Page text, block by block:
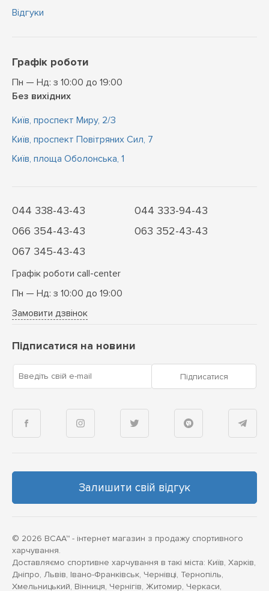
Відгуки
Графік роботи
Пн — Нд: з 10:00 до 19:00
Без вихідних
Київ, проспект Миру, 2/3
Київ, проспект Повітряних Сил, 7
Київ, площа Оболонська, 1
044 338-43-43
044 333-94-43
066 354-43-43
063 352-43-43
067 345-43-43
Графік роботи call-center
Пн — Нд: з 10:00 до 19:00
Замовити дзвінок
Підписатися на новини
Введіть свій e-mail Підписатися
Залишити свій відгук
© 2026 BCAA™ - інтернет магазин з продажу спортивного
харчування.
Доставляємо спортивне харчування в такі міста: Київ, Харків,
Дніпро, Львів, Івано-Франківськ, Чернівці, Тернопіль,
Хмельницький, Вінниця, Чернігів, Житомир, Черкаси,